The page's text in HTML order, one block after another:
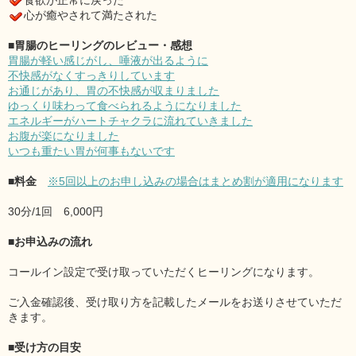
心が癒やされて満たされた
■胃腸のヒーリングのレビュー・感想
胃腸が軽い感じがし、唾液が出るように
不快感がなくすっきりしています
お通じがあり、胃の不快感が収まりました
ゆっくり味わって食べられるようになりました
エネルギーがハートチャクラに流れていきました
お腹が楽になりました
いつも重たい胃が何事もないです
■料金 ※5回以上のお申し込みの場合はまとめ割が適用になります
30分/1回 6,000円
■お申込みの流れ
コールイン設定で受け取っていただくヒーリングになります。
ご入金確認後、受け取り方を記載したメールをお送りさせていただ
きます。
■受け方の目安